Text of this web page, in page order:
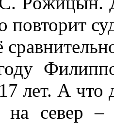
Филиппо
лет. А что
на север